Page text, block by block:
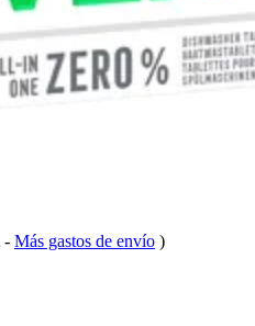
- Más gastos de envío )